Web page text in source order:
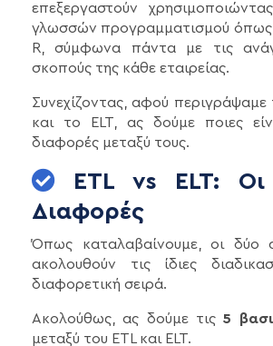
επεξεργαστούν
γλωσσών προγραμματισμού όπως
R, σύμφωνα πάντα με τις
σκοπούς της κάθε εταιρείας.
Συνεχίζοντας, αφού περιγράψαμε
και το ELT, ας δούμε ποιες
διαφορές μεταξύ τους.
ETL vs ELT: Οι
Διαφορές
Όπως καταλαβαίνουμε, οι δύο
ακολουθούν τις ίδιες
διαφορετική σειρά.
Ακολούθως, ας δούμε τις5
μεταξύ του ETL και ELT.